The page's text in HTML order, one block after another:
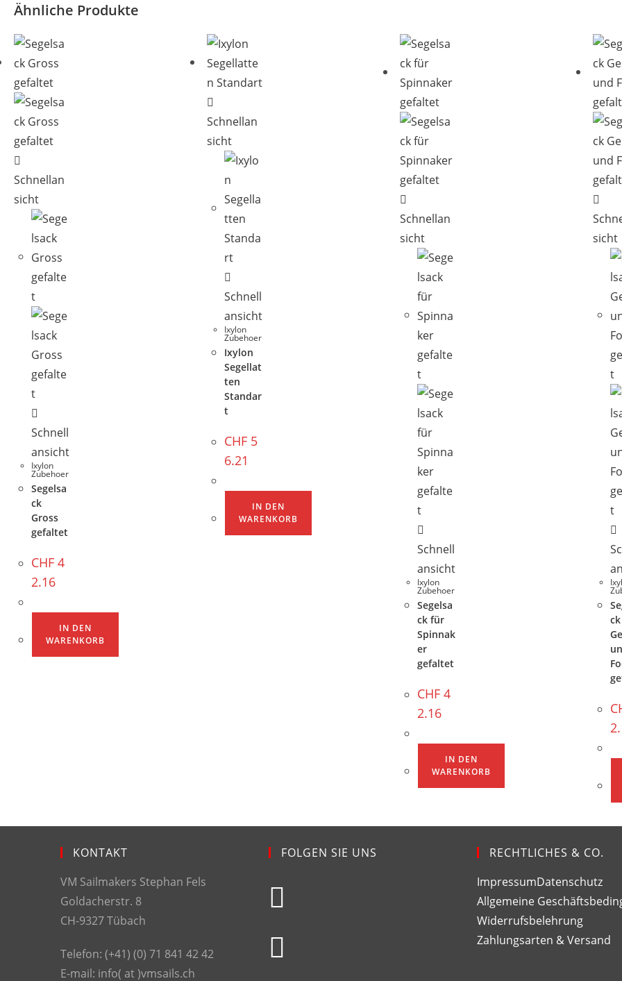
Ähnliche Produkte
Schnellan
sicht
Schnell
ansicht
Ixylon
Zubehoer
Segelsa
ck
Gross
gefaltet
CHF 4
2.16
IN DEN
WARENKORB
Schnellan
sicht
Schnell
ansicht
Ixylon
Zubehoer
Ixylon
Segellat
ten
Standar
t
CHF 5
6.21
IN DEN
WARENKORB
Schnellan
sicht
Schnell
ansicht
Ixylon
Zubehoer
Segelsa
ck für
Spinnak
er
gefaltet
CHF 4
2.16
IN DEN
WARENKORB
sicht
ck
KONTAKT
VM Sailmakers Stephan Fels
Goldacherstr. 8
CH-9327 Tübach
Telefon: (+41) (0) 71 841 42 42
E-mail: info( at )vmsails.ch
FOLGEN SIE UNS
RECHTLICHES & CO.
ImpressumDatenschutz
Allgemeine
Widerrufsbelehrung
Zahlungsarten & Versand